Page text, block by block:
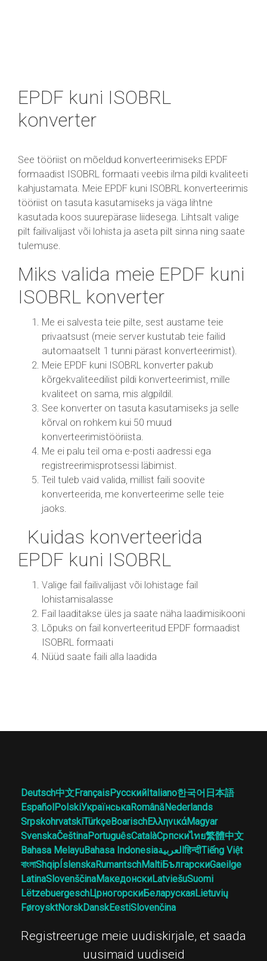
EPDF kuni ISOBRL
konverter
See tööriist on mõeldud konverteerimiseks EPDF
formaadist ISOBRL formaati veebis ilma pildi kvaliteeti
kahjustamata. Meie EPDF kuni ISOBRL konverteerimis
tööriist on tasuta kasutamiseks ja väga lihtne
kasutada koos suurepärase liidesega. Lihtsalt valige
pilt failivalijast või lohista ja aseta pilt sinna ning saate
tulemuse.
Miks valida meie EPDF kuni
ISOBRL konverter
Me ei salvesta teie pilte, sest austame teie
privaatsust (meie server kustutab teie failid
automaatselt 1 tunni pärast konverteerimist).
Meie EPDF kuni ISOBRL konverter pakub
kõrgekvaliteedilist pildi konverteerimist, mille
kvaliteet on sama, mis algpildil.
See konverter on tasuta kasutamiseks ja selle
kõrval on rohkem kui 50 muud
konverteerimistööriista.
Me ei palu teil oma e-posti aadressi ega
registreerimisprotsessi läbimist.
Teil tuleb vaid valida, millist faili soovite
konverteerida, me konverteerime selle teie
jaoks.
Kuidas konverteerida
EPDF kuni ISOBRL
Valige fail failivalijast või lohistage fail
lohistamisalasse
Fail laaditakse üles ja saate näha laadimisikooni
Lõpuks on fail konverteeritud EPDF formaadist
ISOBRL formaati
Nüüd saate faili alla laadida
Deutsch中文FrançaisРусскийItaliano한국어 日本語
EspañolPolskiУкраїнськаRomânăNederlands
SrpskohrvatskiTürkçeBoarischΕλληνικάMagyar
SvenskaČeštinaPortuguêsCatalàСрпскиไทย繁體中文
Bahasa MelayuBahasa Indonesiaالعربيةहिन्दीTiếng Việt
বাংলাShqipÍslenskaRumantschMaltiБългарскиGaeilge
LatinaSlovenščinaМакедонскиLatviešuSuomi
LëtzebuergeschЦрногорскиБеларускаяLietuvių
FøroysktNorskDanskEestiSlovenčina
Registreeruge meie uudiskirjale, et saada
uusimaid uudiseid